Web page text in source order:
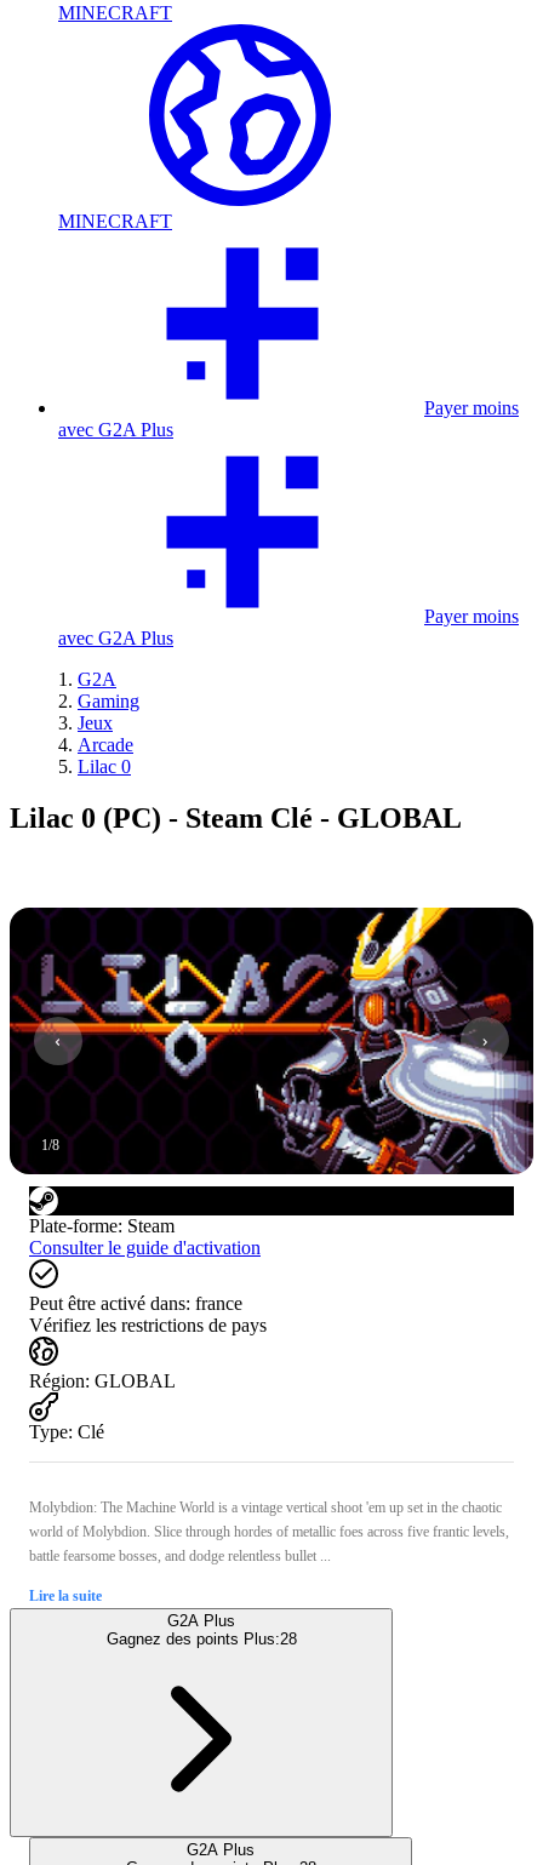
MINECRAFT
MINECRAFT
Payer moins
avec G2A Plus
Payer moins
avec G2A Plus
G2A
Gaming
Jeux
Arcade
Lilac 0
Lilac 0 (PC) - Steam Clé - GLOBAL
1/8
Plate-forme: Steam
Consulter le guide d'activation
Peut être activé dans: france
Vérifiez les restrictions de pays
Région: GLOBAL
Type: Clé
Molybdion: The Machine World is a vintage vertical shoot 'em up set in the chaotic
world of Molybdion. Slice through hordes of metallic foes across five frantic levels,
battle fearsome bosses, and dodge relentless bullet ...
Lire la suite
G2A Plus
Gagnez des points Plus:28
G2A Plus